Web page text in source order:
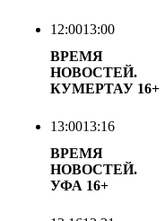
12:0013:00
ВРЕМЯ
НОВОСТЕЙ.
КУМЕРТАУ 16+
13:0013:16
ВРЕМЯ
НОВОСТЕЙ.
УФА 16+